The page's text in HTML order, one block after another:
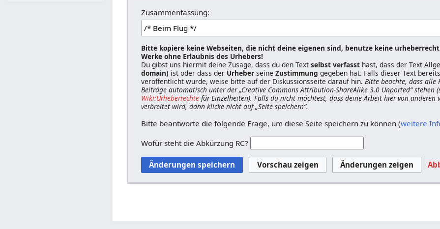
Zusammenfassung:
Bitte kopiere keine Webseiten, die nicht deine eigenen sind, benutze keine
Werke ohne Erlaubnis des Urhebers!
Du gibst uns hiermit deine Zusage, dass du den Text selbst verfassthast, dass der Text
domain) ist oder dass der Urheberseine Zustimmung gegeben hat. Falls dieser Text
veröffentlicht wurde, weise bitte auf der Diskussionsseite darauf hin. Bitte beachte, dass alle
Beiträge automatisch unter der „Creative Commons Attribution-ShareAlike 3.0 Unported“ stehen
Wiki:Urheberrechtefür Einzelheiten). Falls du nicht möchtest, dass deine Arbeit hier von anderen
verbreitet wird, dann klicke nicht auf „Seite speichern“.
Bitte beantworte die folgende Frage, um diese Seite speichern zu können (weitere
Wofür steht die Abkürzung RC?